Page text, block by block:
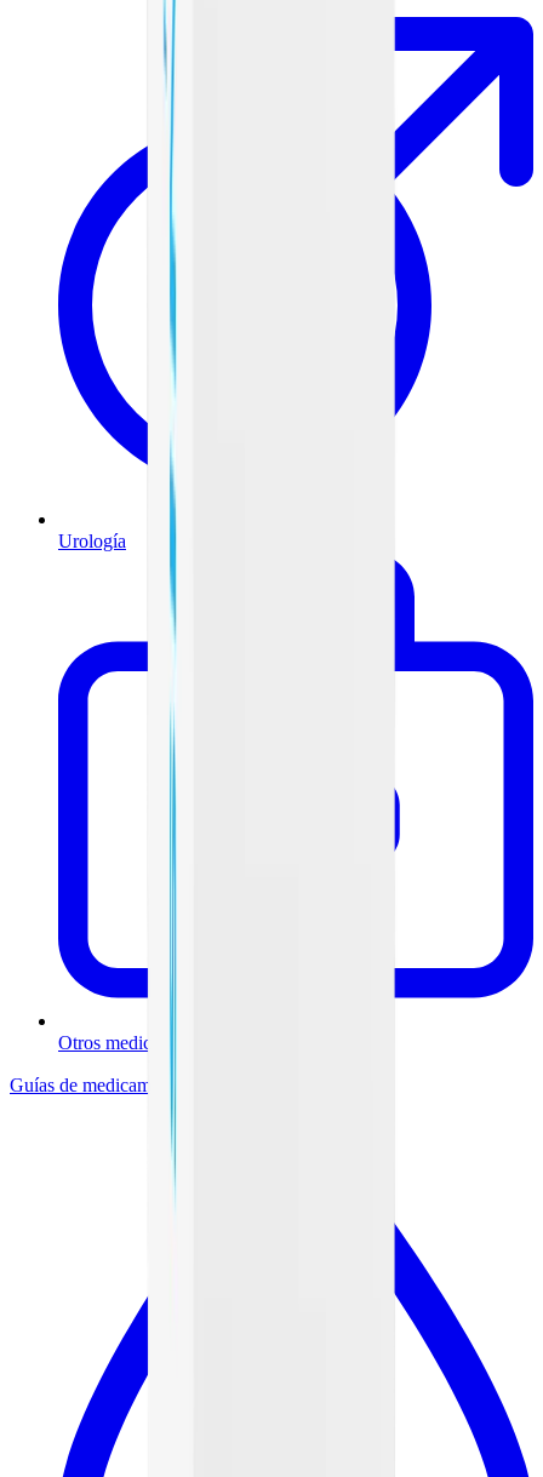
Urología
Otros medicamentos
Guías de medicamentos